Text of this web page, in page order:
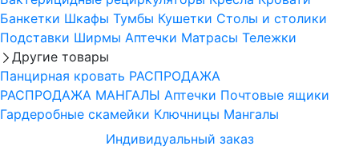
Банкетки Шкафы Тумбы Кушетки Столы и столики
Подставки Ширмы Аптечки Матрасы Тележки
Другие товары
Панцирная кровать РАСПРОДАЖА
РАСПРОДАЖА МАНГАЛЫ Аптечки Почтовые ящики
Гардеробные скамейки Ключницы Мангалы
Индивидуальный заказ